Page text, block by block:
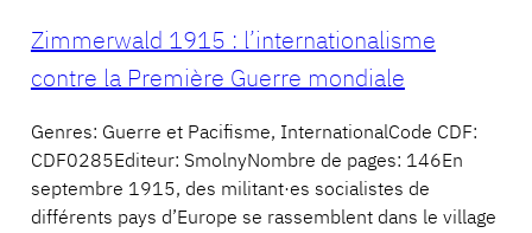
Zimmerwald 1915 : l’internationalisme
contre la Première Guerre mondiale
Genres: Guerre et Pacifisme, InternationalCode CDF:
CDF0285Editeur: SmolnyNombre de pages: 146En
septembre 1915, des militant·es socialistes de
différents pays d’Europe se rassemblent dans le village